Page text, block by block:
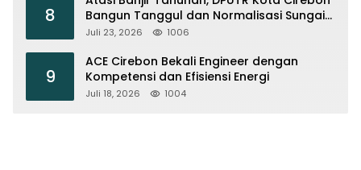
8
Bangun Tanggul dan Normalisasi Sungai
Kijing
Juli 23, 2026 1006
9
ACE Cirebon Bekali Engineer dengan
Kompetensi dan Efisiensi Energi
Juli 18, 2026 1004